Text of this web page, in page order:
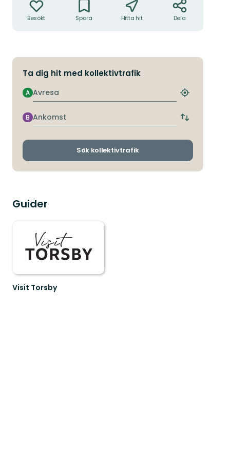
Besökt Spara Hitta hit Dela
Ta dig hit med kollektivtrafik
Avresa
A
Hitta
hållplats
Ankomst
B
Byt
och
Sök kollektivtrafik
Guider
Visit Torsby